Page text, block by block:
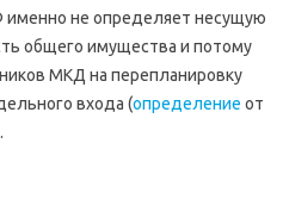
именно не определяет несущую
общего имущества и потому
МКД на перепланировку
входа (определение от